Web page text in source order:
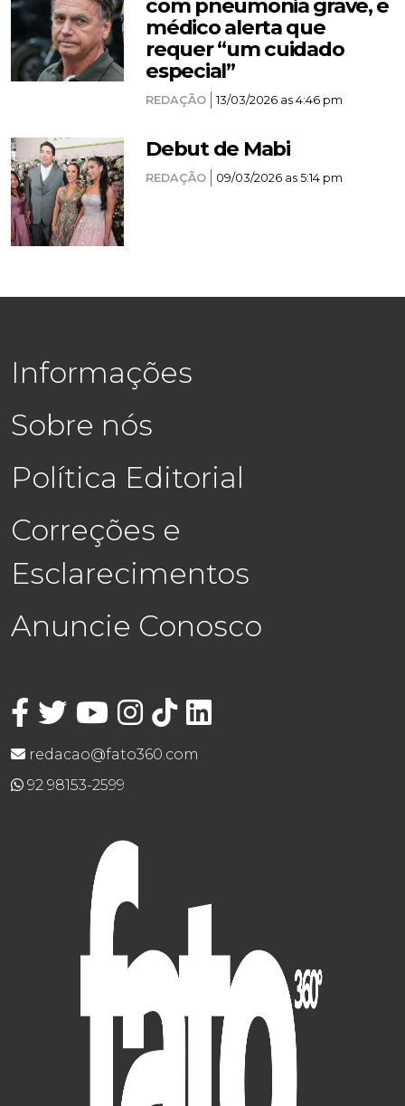
com pneumonia grave, e
médico alerta que
requer “um cuidado
especial”
REDAÇÃO 13/03/2026 as 4:46 pm
Debut de Mabi
REDAÇÃO 09/03/2026 as 5:14 pm
Informações
Sobre nós
Política Editorial
Correções e
Esclarecimentos
Anuncie Conosco
redacao@fato360.com
92 98153-2599